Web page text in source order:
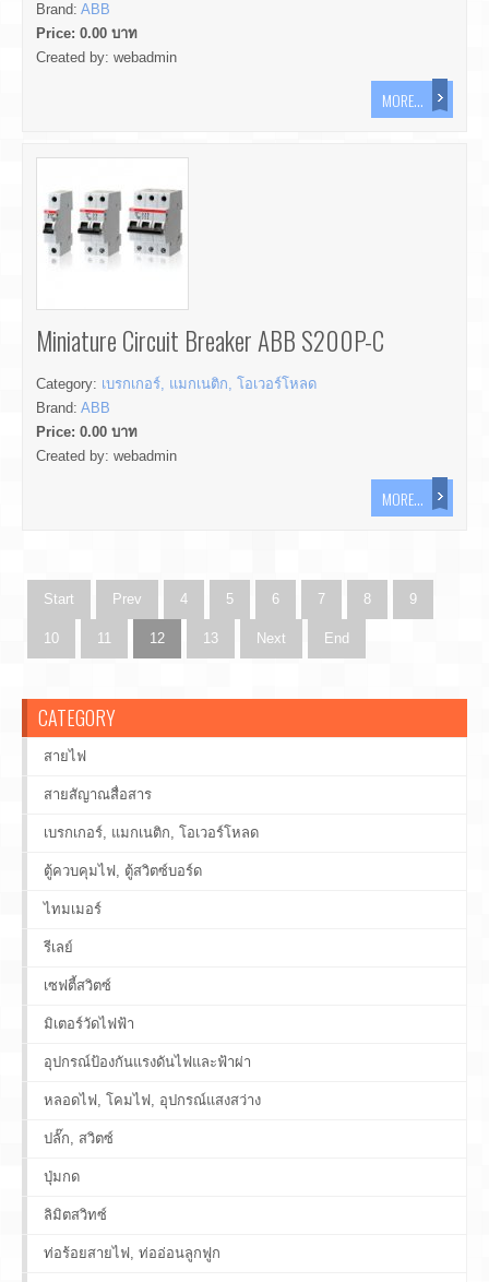
Brand: ABB
Price: 0.00 บาท
Created by: webadmin
MORE...
Miniature Circuit Breaker ABB S200P-C
Category: เบรกเกอร์, แมกเนติก, โอเวอร์โหลด
Brand: ABB
Price: 0.00 บาท
Created by: webadmin
MORE...
Start Prev 4 5 6 7 8 9
10 11 12 13 Next End
CATEGORY
สายไฟ
สายสัญาณสื่อสาร
เบรกเกอร์, แมกเนติก, โอเวอร์โหลด
ตู้ควบคุมไฟ, ตู้สวิตซ์บอร์ด
ไทมเมอร์
รีเลย์
เซฟตี้สวิตซ์
มิเตอร์วัดไฟฟ้า
อุปกรณ์ป้องกันแรงดันไฟและฟ้าผ่า
หลอดไฟ, โคมไฟ, อุปกรณ์แสงสว่าง
ปลั๊ก, สวิตซ์
ปุ่มกด
ลิมิตสวิทซ์
ท่อร้อยสายไฟ, ท่ออ่อนลูกฟูก